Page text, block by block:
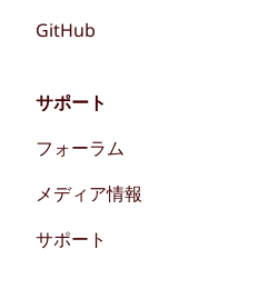
GitHub
サポート
フォーラム
メディア情報
サポート